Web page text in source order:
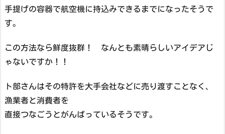
手提げの容器で航空機に持込みできるまでになったそうで
す。
この方法なら鮮度抜群！ なんとも素晴らしいアイデアじ
ゃないですか！！
ト部さんはその特許を大手会社などに売り渡すことなく、
漁業者と消費者を
直接つなごうとがんばっているそうです。